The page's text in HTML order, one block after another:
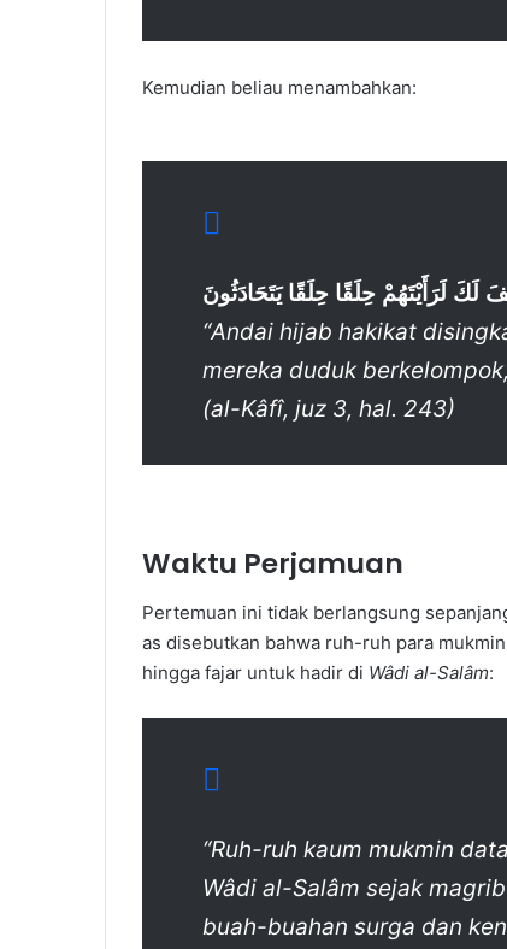
Kemudian beliau menambahkan:
لَكَ لَرَأَيْتَهُمْ حِلَقًا حِلَقًا يَتَحَادَثُونَ
“Andai hijab hakikat
mereka duduk
(al-Kâfî, juz 3, hal. 243)
Waktu Perjamuan
Pertemuan ini tidak berlangsung
as disebutkan bahwa ruh-ruh para
hingga fajar untuk hadir di Wâdi al-Salâm:
“Ruh-ruh kaum mukmin
Wâdi al-Salâm sejak
buah-buahan surga dan